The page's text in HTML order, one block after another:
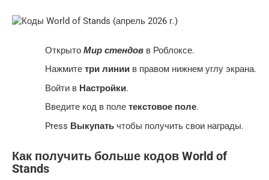
Открыто Мир стендов в Роблоксе.
Нажмите три линии в правом нижнем углу экрана.
Войти в Настройки.
Введите код в поле текстовое поле.
Press Выкупать чтобы получить свои награды.
Как получить больше кодов World of
Stands